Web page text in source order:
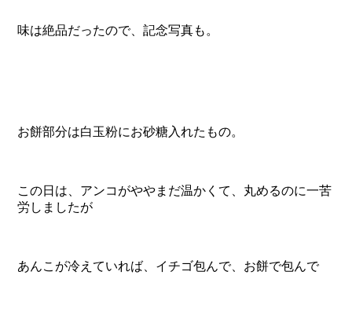
味は絶品だったので、記念写真も。
お餅部分は白玉粉にお砂糖入れたもの。
この日は、アンコがややまだ温かくて、丸めるのに一苦
労しましたが
あんこが冷えていれば、イチゴ包んで、お餅で包んで